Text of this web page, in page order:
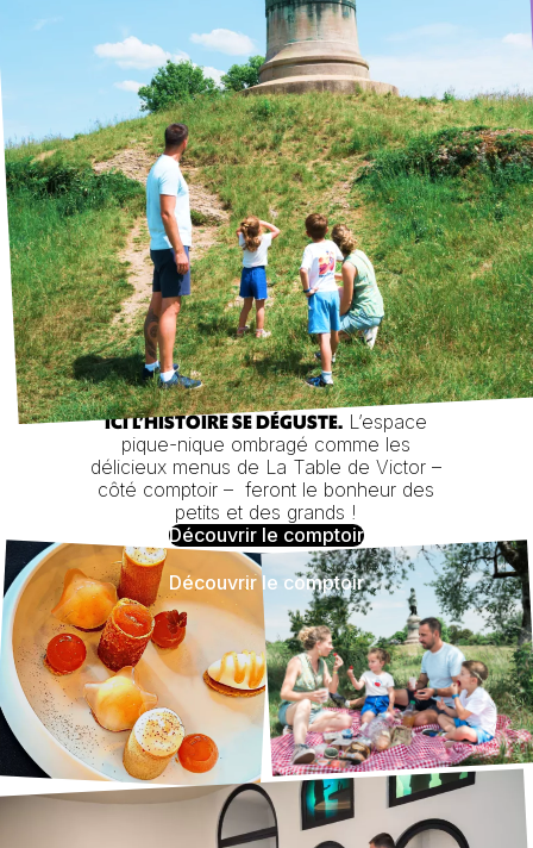
ICI L’HISTOIRE SE DÉGUSTE. L’espace
pique-nique ombragé comme les
délicieux menus de La Table de Victor –
côté comptoir – feront le bonheur des
petits et des grands !
Découvrir le comptoir